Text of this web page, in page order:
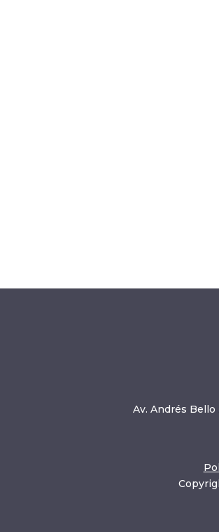
Av. Andrés Bello